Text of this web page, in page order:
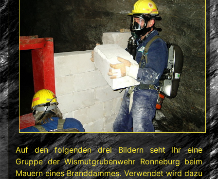
Auf den folgenden drei Bildern seht Ihr eine
Gruppe der Wismutgrubenwehr Ronneburg beim
Mauern eines Branddammes. Verwendet wird dazu